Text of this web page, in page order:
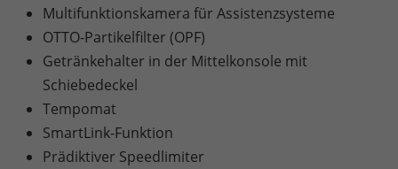
Multifunktionskamera für Assistenzsysteme
OTTO-Partikelfilter (OPF)
Getränkehalter in der Mittelkonsole mit
Schiebedeckel
Tempomat
SmartLink-Funktion
Prädiktiver Speedlimiter